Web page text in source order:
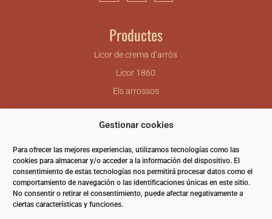
Gestionar cookies
Para ofrecer las mejores experiencias, utilizamos tecnologías como las
cookies para almacenar y/o acceder a la información del dispositivo. El
consentimiento de estas tecnologías nos permitirá procesar datos como el
comportamiento de navegación o las identificaciones únicas en este sitio.
No consentir o retirar el consentimiento, puede afectar negativamente a
ciertas características y funciones.
Productes
Licor de crema d’arròs
Licor 1860
Els arrossos
Carretera de Camarles – Deltebre, km 6.5
43580 DELTEBRE (TGN)
Telèfon: 977 48 78 00
Fax: 977 48 77 78
info@nomenfoods.com